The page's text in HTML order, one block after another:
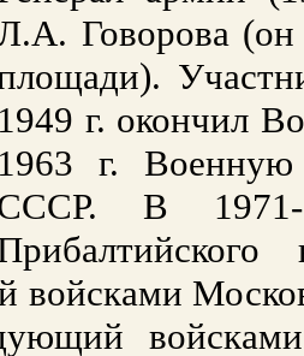
Говорова (он
1949 г. окончил
1963 г.
В 1971-